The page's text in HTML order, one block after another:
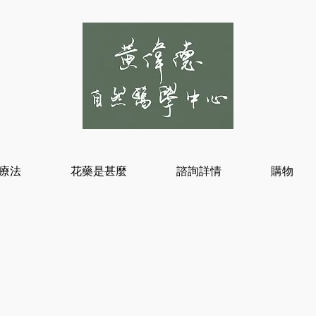
法 花藥是甚麼 諮詢詳情 購物